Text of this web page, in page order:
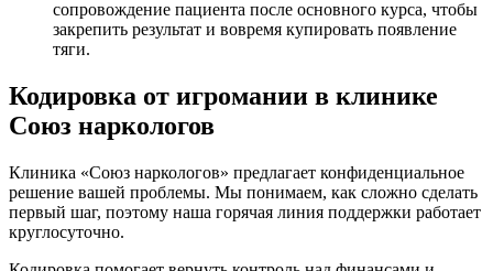
сопровождение пациента после основного курса, чтобы
закрепить результат и вовремя купировать появление
тяги.
Кодировка от игромании в клинике
Союз наркологов
Клиника «Союз наркологов» предлагает конфиденциальное
решение вашей проблемы. Мы понимаем, как сложно сделать
первый шаг, поэтому наша горячая линия поддержки работает
круглосуточно.